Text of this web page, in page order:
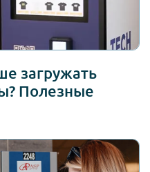
загружать
Полезные